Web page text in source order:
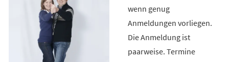
wenn genug
Anmeldungen vorliegen.
Die Anmeldung ist
paarweise. Termine